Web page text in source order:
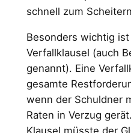
schnell zum
Besonders wichtig
Verfallklausel (auch
genannt). Eine
gesamte
wenn der Schuldner
Raten in Verzug